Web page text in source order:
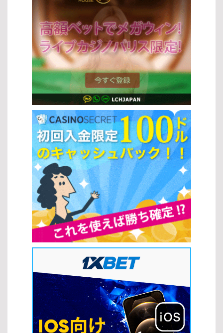
行われている このような仕組みにより、スロットと法律は安全性と
社会的責任を両立させています。 スロットゲームのプレイ方法 基本
的なプレイ手順 スロットゲームの基本的な流れは非常にシンプルで
す。以下の手順で進めます： 好みのスロットマシンを選択する ベッ
ト金額を設定する 「スピン」ボタンを押してリールを回す 結果に応
じて配当を受け取る この基本操作を理解することで、スロットと法
律の安全な環境の中で安心してプレイを始めることができます。
きます。 スピンボタン: ボタンを押すことでリールが回転し、結果
が表示されます。 オートプレイ: 一定回数自動でスピンを行う機能
で、効率よくプレイできます。 ボーナス機能の活用 多くのスロット
の種類には、ゲームをより有利に進めるためのボーナス機能が搭載
されています。これらを理解して活用することで、獲得できる報酬
を増やすチャンスが広がります。 フリースピン: 無料でスピンでき
る機能で、追加の勝利チャンスを得られます。 マルチプライヤー:
配当を倍増させる機能で、高額当選を狙えます。 ボーナスラウンド:
特別なゲームモードで、通常よりも大きな報酬が期待できます。 こ
れらの基本操作と機能を理解することで、さまざまなスロットの種
類をより深く楽しむことができるでしょう。自分のスタイルに合っ
たプレイ方法を見つけて、効率よくゲームを進めてください。 人気
のスロットゲーム 代表的なゲームタイトル 特に人気の高いスロット
ゲームには、以下のようなタイトルがあります。 スターライトプリ
ンセス：幻想的な世界観と高いボーナス性能が魅力のスロットの種
類です。 フルーツパーティー：シンプルで分かりやすく、初心者に
もおすすめのスロットです。 バトルオブザグッズ：戦士や冒険をテ
ーマにした、演出が豊富なスロットとして人気があります。 ゲーム
プロバイダーの紹介 さまざまなスロットの種類を提供している開発
会社にも注目することで、より質の高いゲームを楽しめます。
Microgaming：業界を代表するプロバイダーで、多彩なスロットの
種類を展開しています。 NetEnt：革新的な機能と高品質なデザイン
で知られています。 Play’n GO：モバイル対応に優れ、遊びやすい
スロットの種類が豊富です。 新作スロットゲームのトレンド 近年の
スロットの種類には、最新技術を活用したトレンドが反映されてい
ます。 ビデオスロットの進化：ストーリー性のある演出が強化され
ています。 ボーナス機能の多様化：インタラクティブな要素が増え
ています。 モバイル最適化：スマートフォンで快適に遊べる設計が
主流です。 このように、人気タイトルやトレンドを把握すること
で、自分に最適なスロットの種類を見つけやすくなります。最新の
ゲームもチェックしながら、より充実したオンラインカジノ体験を
楽しみましょう。 スロット戦略 オンラインカジノでさまざまなスロ
ットの種類をプレイする際には、基本的な戦略を理解しておくこと
が重要です。適切な戦略を取り入れることで、リスクを抑えながら
効率よく楽しむことができます。 マックスベット戦略 マックスベッ
ト戦略は、最大ベットを行うことで高額配当やジャックポットを狙
うプレイ方法です。特に一部のスロットの種類では、最大ベット時
で、より効率的なプレイを目指すことができます。初心者でも始め
やすく、多くのプレイヤーに親しまれています。 スロットゲームの
種類 スロットにはさまざまな種類があり、それぞれ異なる特徴を持
っています。スロットの攻略法を実践するためには、これらの違い
を理解することが重要です。 クラシックスロット：伝統的な3リー
ル形式で、シンプルなゲーム性が特徴 ビデオスロット：5リール以
上で多彩な演出やボーナス機能を搭載 プログレッシブジャックポッ
ト：プレイごとに賞金が増加し、大きな当たりが狙える 3Dスロッ
ト：高品質なグラフィックと没入感のある演出が魅力 オンラインス
ロットとランドカジノの違い オンラインスロットとランドカジノに
は、それぞれ異なるメリットがあります。スロットの攻略法を活か
すには、自分に合った環境を選ぶことも重要です。 特徴 オンライン
スロット ランドカジノ アクセス いつでもどこでもプレイ可能 特定
の場所でプレイ ボーナス 豊富な特典やプロモーション 基本的に特
典は少ない 環境 自宅など快適な環境 リアルなカジノ体験 スロット
の攻略法を正しく理解し、ゲームの種類やプレイ環境を選択するこ
とで、自分に最適なスタイルで楽しみながら勝率向上を目指すこと
ができます。 スロットの人気の理由 簡単なプレイ方法 スロットは
シンプルな操作性が魅力で、多くのプレイヤーに支持されていま
す。複雑なルールを覚える必要がなく、初心者でもすぐに楽しめる
点が特徴です。また、スロットの攻略法を理解することで、より効
率的にゲームを進めることも可能になります。 ルールがシンプルで
直感的にプレイできる すぐにゲームを開始できる手軽さ フリースピ
ンやボーナス機能など追加要素が豊富 ジャックポットの魅力 スロッ
トの大きな魅力の一つがジャックポットです。高額賞金を狙える点
が、多くのプレイヤーを惹きつけています。スロットの攻略法を活
用しながらプレイすることで、こうしたチャンスをより効果的に狙
うことができます。 一度の当たりで大きな賞金を獲得できる可能性
がある スピンごとの緊張感と期待感が楽しめる テーマとビジュアル
の多様性 現代のスロットは多彩なテーマや高品質なグラフィックが
特徴で、ゲーム体験をより魅力的にしています。スロットの攻略法
だけでなく、自分の好みに合ったテーマを選ぶことで、長く楽しむ
ことができます。 映画やアニメなど多様なテーマが用意されている
視覚的に優れたグラフィックと演出 ストーリー性のあるゲームで没
入感が高い このように、スロットは手軽さと高いエンターテインメ
ント性を兼ね備えており、スロットの攻略法を取り入れることで、
さらに充実したプレイ体験を得ることができます。 スロットの攻略